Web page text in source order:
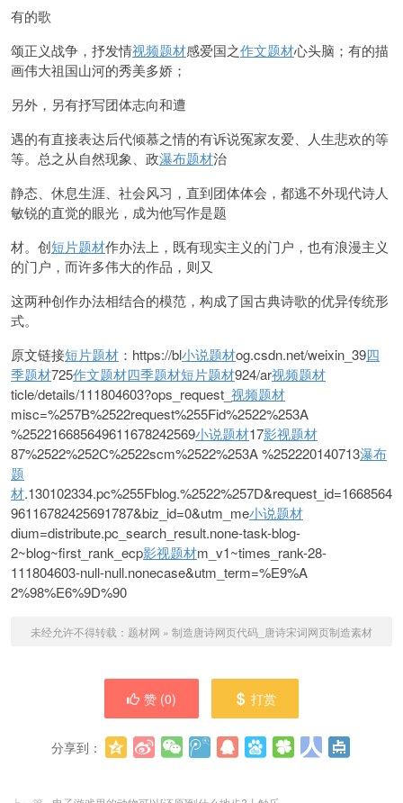
有的歌
颂正义战争，抒发情视频题材感爱国之作文题材心头脑；有的描
画伟大祖国山河的秀美多娇；
另外，另有抒写团体志向和遭
遇的有直接表达后代倾慕之情的有诉说冤家友爱、人生悲欢的等
等。总之从自然现象、政瀑布题材治
静态、休息生涯、社会风习，直到团体体会，都逃不外现代诗人
敏锐的直觉的眼光，成为他写作是题
材。创短片题材作办法上，既有现实主义的门户，也有浪漫主义
的门户，而许多伟大的作品，则又
这两种创作办法相结合的模范，构成了国古典诗歌的优异传统形
式。
原文链接短片题材 ：https://bl小说题材og.csdn.net/weixin_39四
季题材725作文题材四季题材短片题材924/ar视频题材
ticle/details/111804603?ops_request_ 视频题材
misc=%257B%2522request%255Fid%2522%253A
%252216685649611678242569小说题材17影视题材
87%2522%252C%2522scm%2522%253A %252220140713瀑布
题
材.130102334.pc%255Fblog.%2522%257D&request_id=1668564
96116782425691787&biz_id=0&utm_me小说题材
dium=distribute.pc_search_result.none-task-blog-
2~blog~first_rank_ecp影视题材m_v1~times_rank-28-
111804603-null-null.nonecase&utm_term=%E9%A
2%98%E6%9D%90
未经允许不得转载： 题材网 » 制造唐诗网页代码_唐诗宋词网页制造素材
赞 (0) 打赏
分享到：